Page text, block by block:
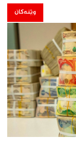
وێنەکان